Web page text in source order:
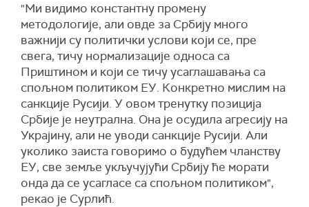
"Ми видимо константну промену
методологије, али овде за Србију много
важнији су политички услови који се, пре
свега, тичу нормализације односа са
Приштином и који се тичу усаглашавања са
спољном политиком ЕУ. Конкретно мислим на
санкције Русији. У овом тренутку позиција
Србије је неутрална. Она је осудила агресију на
Украјину, али не уводи санкције Русији. Али
уколико заиста говоримо о будућем чланству
ЕУ, све земље укључујући Србију ће морати
онда да се усагласе са спољном политиком",
рекао је Сурлић.